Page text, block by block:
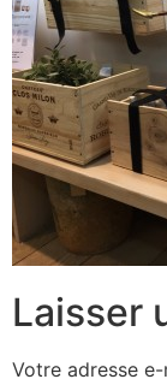
Laisser
Votre adresse